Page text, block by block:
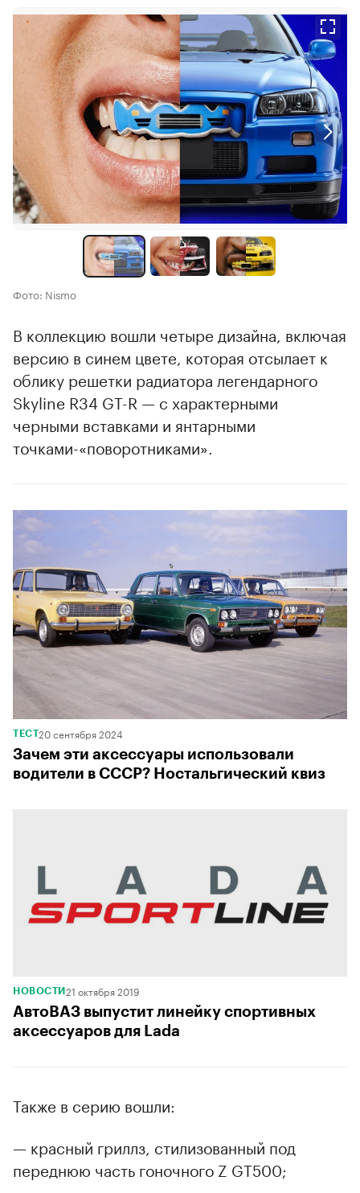
Фото: Nismo
В коллекцию вошли четыре дизайна, включая
версию в синем цвете, которая отсылает к
облику решетки радиатора легендарного
Skyline R34 GT-R — с характерными
черными вставками и янтарными
точками-«поворотниками».
ТЕСТ20 сентября 2024
Зачем эти аксессуары использовали
водители в СССР? Ностальгический квиз
НОВОСТИ 21 октября 2019
АвтоВАЗ выпустит линейку спортивных
аксессуаров для Lada
Также в серию вошли:
— красный гриллз, стилизованный под
переднюю часть гоночного Z GT500;